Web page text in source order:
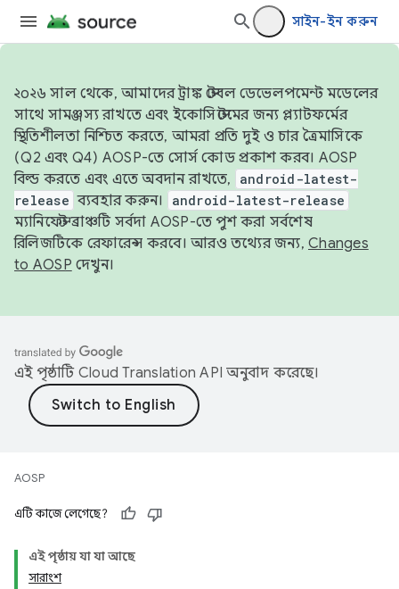
সাইন-ইন করুন
২০২৬ সাল থেকে, আমাদের ট্রাঙ্ক স্টেবল ডেভেলপমেন্ট মডেলের
সাথে সামঞ্জস্য রাখতে এবং ইকোসিস্টেমের জন্য প্ল্যাটফর্মের
স্থিতিশীলতা নিশ্চিত করতে, আমরা প্রতি দুই ও চার ত্রৈমাসিকে
(Q2 এবং Q4) AOSP-তে সোর্স কোড প্রকাশ করব। AOSP
বিল্ড করতে এবং এতে অবদান রাখতে,
android-latest-
release ব্যবহার করুন। android-latest-release
ম্যানিফেস্ট ব্রাঞ্চটি সর্বদা AOSP-তে পুশ করা সর্বশেষ
রিলিজটিকে রেফারেন্স করবে। আরও তথ্যের জন্য, Changes
to AOSP দেখুন।
এই পৃষ্ঠাটি Cloud Translation API অনুবাদ করেছে।
AOSP
এটি কাজে লেগেছে?
এই পৃষ্ঠায় যা যা আছে
সারাংশ